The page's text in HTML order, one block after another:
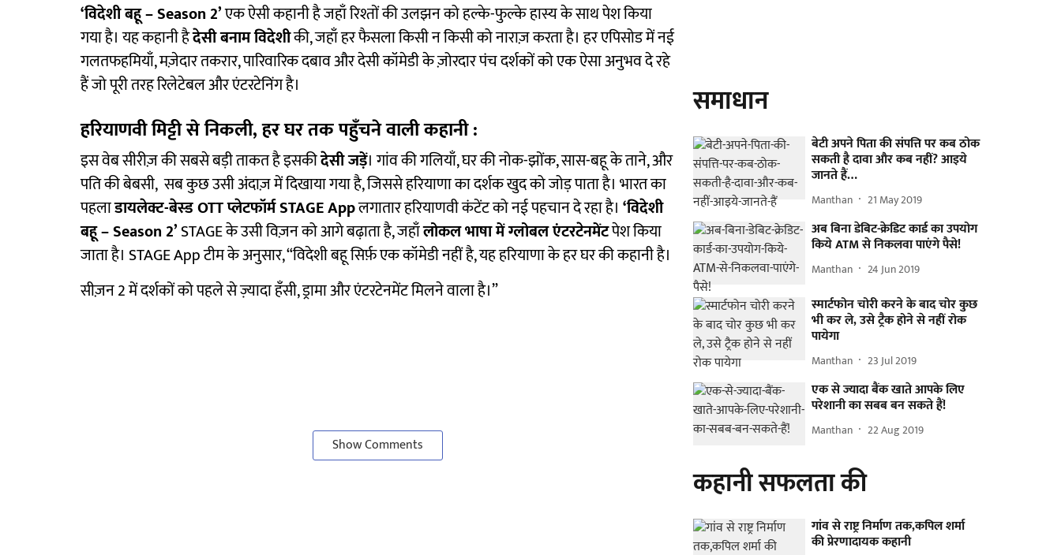
‘विदेशी बहू – Season 2’एक ऐसी कहानी है जहाँ रिश्तों की उलझन को हल्के-फुल्के हास्य के साथ पेश किया
गया है। यह कहानी हैदेसी बनाम विदेशीकी, जहाँ हर फैसला किसी न किसी को नाराज़ करता है। हर एपिसोड में नई
गलतफहमियाँ, मज़ेदार तकरार, पारिवारिक दबाव और देसी कॉमेडी के ज़ोरदार पंच दर्शकों को एक ऐसा अनुभव दे रहे
हैं जो पूरी तरह रिलेटेबल और एंटरटेनिंग है।
हरियाणवी मिट्टी से निकली, हर घर तक पहुँचने वाली कहानी :
इस वेब सीरीज़ की सबसे बड़ी ताकत है इसकीदेसी जड़ें। गांव की गलियाँ, घर की नोक-झोंक, सास-बहू के ताने, और
पति की बेबसी, सब कुछ उसी अंदाज़ में दिखाया गया है, जिससे हरियाणा का दर्शक खुद को जोड़ पाता है। भारत का
पहलाडायलेक्ट-बेस्ड OTT प्लेटफॉर्म STAGE Appलगातार हरियाणवी कंटेंट को नई पहचान दे रहा है। ‘विदेशी
बहू – Season 2’STAGE के उसी विज़न को आगे बढ़ाता है, जहाँलोकल भाषा में ग्लोबल एंटरटेनमेंटपेश किया
जाता है। STAGE App टीम के अनुसार, “विदेशी बहू सिर्फ़ एक कॉमेडी नहीं है, यह हरियाणा के हर घर की कहानी है।
सीज़न 2 में दर्शकों को पहले से ज़्यादा हँसी, ड्रामा और एंटरटेनमेंट मिलने वाला है।”
Show Comments
समाधान
बेटी अपने पिता की संपत्ति पर कब ठोक
सकती है दावा और कब नहीं? आइये
जानते हैं…
Manthan 21 May 2019
अब बिना डेबिट-क्रेडिट कार्ड का उपयोग
किये ATM से निकलवा पाएंगे पैसे!
Manthan 24 Jun 2019
स्मार्टफोन चोरी करने के बाद चोर कुछ
भी कर ले, उसे ट्रैक होने से नहीं रोक
पायेगा
Manthan 23 Jul 2019
एक से ज्यादा बैंक खाते आपके लिए
परेशानी का सबब बन सकते हैं!
Manthan 22 Aug 2019
कहानी सफलता की
गांव से राष्ट्र निर्माण तक,कपिल शर्मा
की प्रेरणादायक कहानी